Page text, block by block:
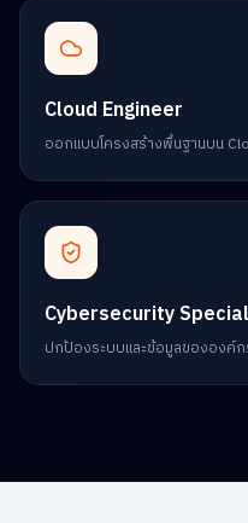
Cloud Engineer
ออกแบบโครงสร้างพื้นฐานบน
Cybersecurity
ปกป้องระบบและข้อมูลขององค์ก